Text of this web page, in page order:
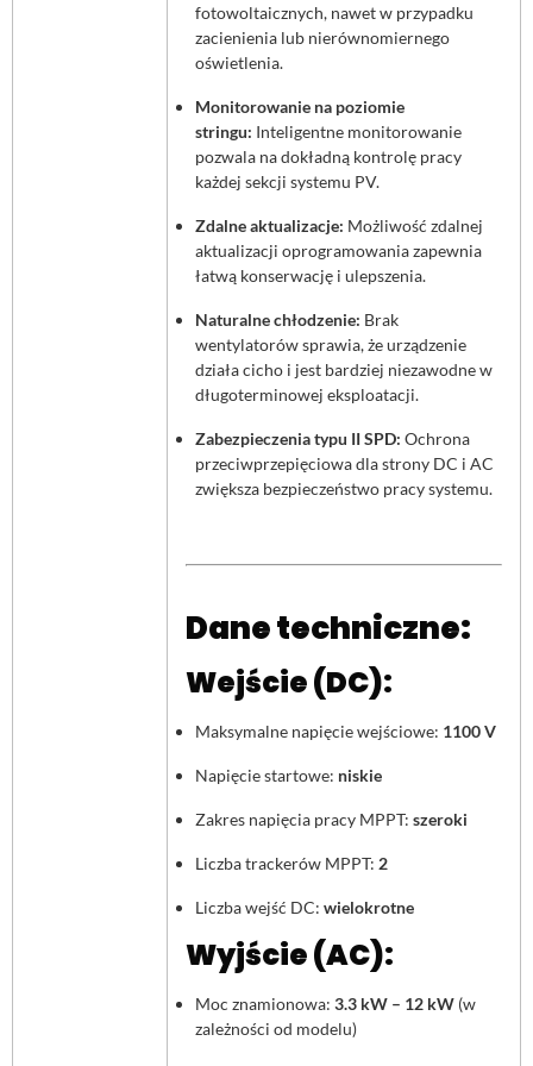
fotowoltaicznych, nawet w przypadku
zacienienia lub nierównomiernego
oświetlenia.
Monitorowanie na poziomie
stringu: Inteligentne monitorowanie
pozwala na dokładną kontrolę pracy
każdej sekcji systemu PV.
Zdalne aktualizacje: Możliwość zdalnej
aktualizacji oprogramowania zapewnia
łatwą konserwację i ulepszenia.
Naturalne chłodzenie: Brak
wentylatorów sprawia, że urządzenie
działa cicho i jest bardziej niezawodne w
długoterminowej eksploatacji.
Zabezpieczenia typu II SPD: Ochrona
przeciwprzepięciowa dla strony DC i AC
zwiększa bezpieczeństwo pracy systemu.
Dane techniczne:
Wejście (DC):
Maksymalne napięcie wejściowe: 1100 V
Napięcie startowe: niskie
Zakres napięcia pracy MPPT: szeroki
Liczba trackerów MPPT: 2
Liczba wejść DC: wielokrotne
Wyjście (AC):
Moc znamionowa: 3.3 kW – 12 kW (w
zależności od modelu)